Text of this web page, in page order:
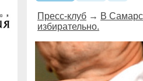
Пресс-клуб → В
избирательно.